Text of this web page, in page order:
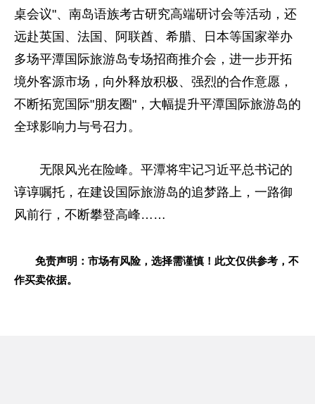
桌会议"、南岛语族考古研究高端研讨会等活动，还
远赴英国、法国、阿联酋、希腊、日本等国家举办
多场平潭国际旅游岛专场招商推介会，进一步开拓
境外客源市场，向外释放积极、强烈的合作意愿，
不断拓宽国际"朋友圈"，大幅提升平潭国际旅游岛的
全球影响力与号召力。
无限风光在险峰。平潭将牢记习近平总书记的
谆谆嘱托，在建设国际旅游岛的追梦路上，一路御
风前行，不断攀登高峰……
免责声明：市场有风险，选择需谨慎！此文仅供参考，不
作买卖依据。